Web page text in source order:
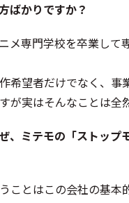
ばかりですか？
メ専門学校を卒業して
望者だけでなく、事
実はそんなことは全
、ミテモの「ストッ
とはこの会社の基本